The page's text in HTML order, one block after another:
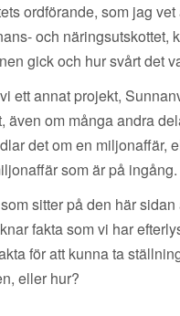
ordförande, som jag
och näringsutskottet,
gick och hur svårt det
ett annat projekt,
även om många andra
det om en miljonaffär,
som är på ingång.
sitter på den här
fakta som vi har
för att kunna ta
eller hur?